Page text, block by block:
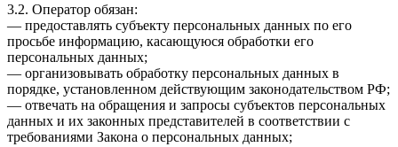
3.2. Оператор обязан:
— предоставлять субъекту персональных данных по его
просьбе информацию, касающуюся обработки его
персональных данных;
— организовывать обработку персональных данных в
порядке, установленном действующим законодательством РФ;
— отвечать на обращения и запросы субъектов персональных
данных и их законных представителей в соответствии с
требованиями Закона о персональных данных;